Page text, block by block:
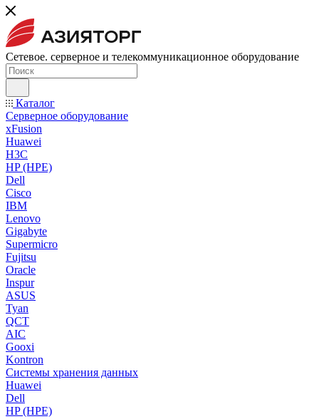
Сетевое. серверное и телекоммуникационное оборудование
Каталог
Серверное оборудование
xFusion
Huawei
H3C
HP (HPE)
Dell
Cisco
IBM
Lenovo
Gigabyte
Supermicro
Fujitsu
Oracle
Inspur
ASUS
Tyan
QCT
AIC
Gooxi
Kontron
Системы хранения данных
Huawei
Dell
HP (HPE)